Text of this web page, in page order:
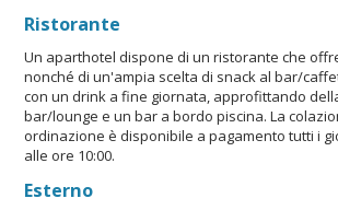
Ristorante
Un aparthotel dispone di un ristorante che
nonché di un'ampia scelta di snack al bar/
con un drink a fine giornata, approfittando
bar/lounge e un bar a bordo piscina. La
ordinazione è disponibile a pagamento tutti i
alle ore 10:00.
Esterno